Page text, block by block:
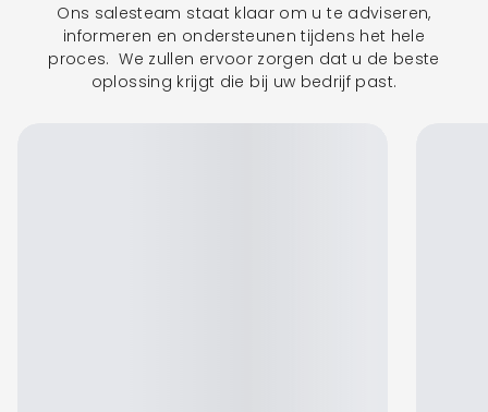
Ons salesteam staat klaar om u te adviseren,
informeren en ondersteunen tijdens het hele
proces. We zullen ervoor zorgen dat u de beste
oplossing krijgt die bij uw bedrijf past.